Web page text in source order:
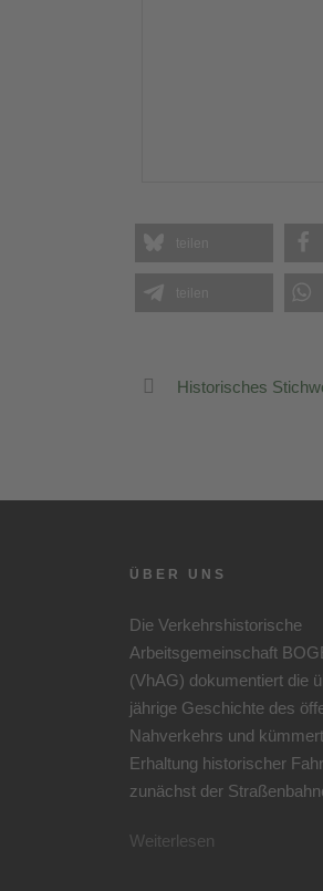
Historisches
ÜBER UNS
Die Verkehrshistorische
Arbeitsgemeinschaft
(VhAG) dokumentiert die
jährige Geschichte des
Nahverkehrs und
Erhaltung historischer
zunächst der
Weiterlesen